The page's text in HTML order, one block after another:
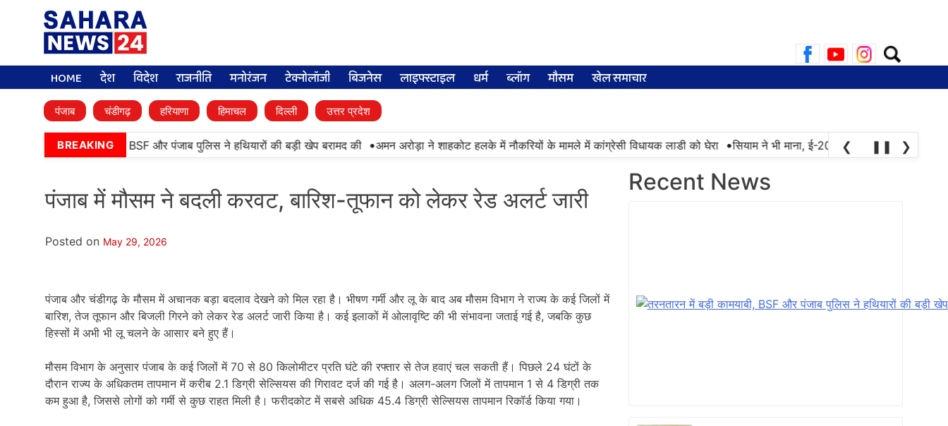
Search
for:
HOME देश विदेश राजनीति मनोरंजन टेक्नोलॉजी बिजनेस लाइफ्स्टाइल धर्म ब्लॉग मौसम खेल समाचार
पंजाब चंडीगढ़ हरियाणा हिमाचल दिल्ली उत्तर प्रदेश
BREAKING
तरनतारन में बड़ी कामयाबी, BSF और पंजाब पुलिस ने हथियारों की बड़ी खेप बरामद की • अमन अरोड़ा ने शाहकोट हलके में नौकरियों के मामले में कांग्रेसी विधायक लाडी को घेरा • सियाम ने भी माना, ई-20 में ज्यादा क्लोराइड और नमी
❮ ❚❚ ❯
पंजाब में मौसम ने बदली करवट, बारिश-तूफान को लेकर रेड अलर्ट जारी
Posted on May 29, 2026
पंजाब और चंडीगढ़ के मौसम में अचानक बड़ा बदलाव देखने को मिल रहा है। भीषण गर्मी और लू के बाद अब मौसम विभाग ने राज्य के कई जिलों में
बारिश, तेज तूफान और बिजली गिरने को लेकर रेड अलर्ट जारी किया है। कई इलाकों में ओलावृष्टि की भी संभावना जताई गई है, जबकि कुछ
हिस्सों में अभी भी लू चलने के आसार बने हुए हैं।
मौसम विभाग के अनुसार पंजाब के कई जिलों में 70 से 80 किलोमीटर प्रति घंटे की रफ्तार से तेज हवाएं चल सकती हैं। पिछले 24 घंटों के
दौरान राज्य के अधिकतम तापमान में करीब 2.1 डिग्री सेल्सियस की गिरावट दर्ज की गई है। अलग-अलग जिलों में तापमान 1 से 4 डिग्री तक
कम हुआ है, जिससे लोगों को गर्मी से कुछ राहत मिली है। फरीदकोट में सबसे अधिक 45.4 डिग्री सेल्सियस तापमान रिकॉर्ड किया गया।
Recent News